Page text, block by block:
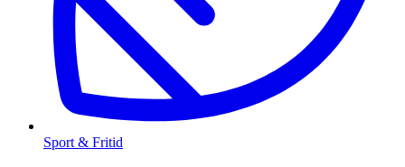
Sport & Fritid